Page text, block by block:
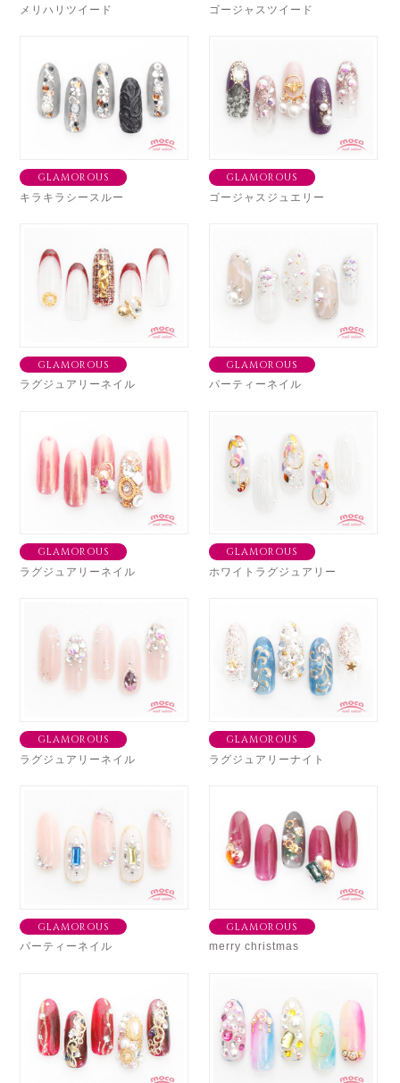
メリハリツイード ゴージャスツイード
GLAMOROUS
キラキラシースルー
GLAMOROUS
ゴージャスジュエリー
GLAMOROUS
ラグジュアリーネイル
GLAMOROUS
パーティーネイル
GLAMOROUS
ラグジュアリーネイル
GLAMOROUS
ホワイトラグジュアリー
GLAMOROUS
ラグジュアリーネイル
GLAMOROUS
ラグジュアリーナイト
GLAMOROUS
パーティーネイル
GLAMOROUS
merry christmas